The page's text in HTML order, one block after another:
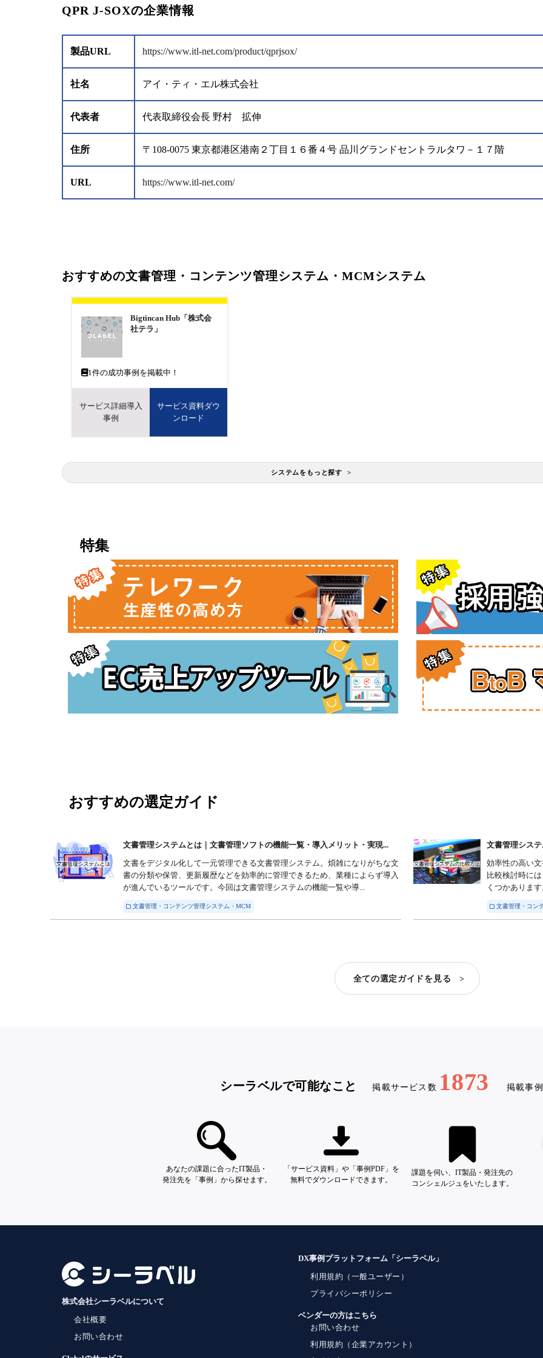
QPR J-SOXの企業情報
製品URL https://www.itl-net.com/product/qprjsox/
社名 アイ・ティ・エル株式会社
代表者 代表取締役会長 野村 拡伸
住所 〒108-0075 東京都港区港南２丁目１６番４号 品川グランドセントラルタワ－１７階
URL https://www.itl-net.com/
おすすめの文書管理・コンテンツ管理システム・MCMシステム
Bigtincan Hub「株式会
社テラ」
1件の成功事例を掲載中！
サービス詳細導入
事例
サービス資料ダウ
ンロード
システムをもっと探す >
特集
おすすめの選定ガイド
文書管理システムとは｜文書管理ソフトの機能一覧・導入メリット・実現...
文書をデジタル化して一元管理できる文書管理システム。煩雑になりがちな文
書の分類や保管、更新履歴などを効率的に管理できるため、業種によらず導入
が進んでいるツールです。今回は文書管理システムの機能一覧や導...
文書管理・コンテンツ管理システム・MCM
文書管理シス
効率性の高い
比較検討時に
くつかありま
文書管理・コン
全ての選定ガイドを見る >
シーラベルで可能なこと 掲載サービス数 1873 掲載事
あなたの課題に合ったIT製品・
発注先を「事例」から探せます。
「サービス資料」や「事例PDF」を
無料でダウンロードできます。
課題を伺い、IT製品・発注先の
コンシェルジュをいたします。
株式会社シーラベルについて
会社概要
お問い合わせ
DX事例プラットフォーム「シーラベル」
利用規約（一般ユーザー）
プライバシーポリシー
ベンダーの方はこちら
お問い合わせ
利用規約（企業アカウント）